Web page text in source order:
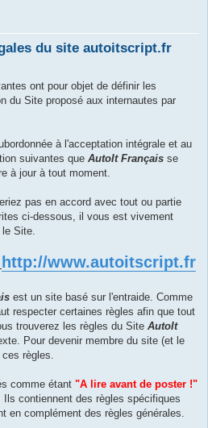
du site autoitscript.fr
ont pour objet de définir les
du Site proposé aux internautes par
à l'acceptation intégrale et au
suivantes que AutoIt Français se
à jour à tout moment.
pas en accord avec tout ou partie
ci-dessous, il vous est vivement
le Site.
http://www.autoitscript.fr
est un site basé sur l'entraide. Comme
respecter certaines règles afin que tout
trouverez les règles du Site AutoIt
Pour devenir membre du site (et le
règles.
comme étant "A lire avant de poster !"
Ils contiennent des règles spécifiques
en complément des règles générales.